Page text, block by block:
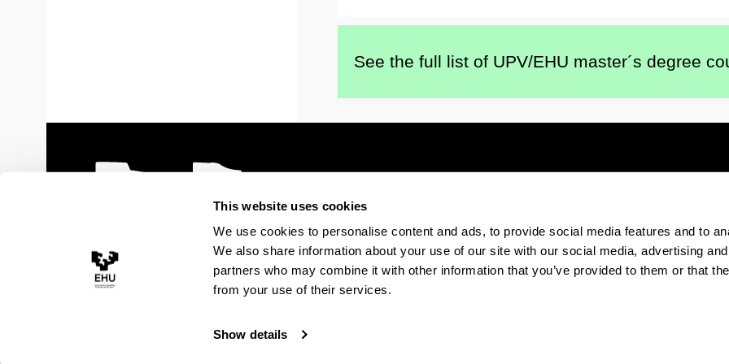
This website uses cookies
We use cookies to personalise content and ads, to provide social media features and to
We also share information about your use of our site with our social media, advertising
partners who may combine it with other information that you’ve provided to them or that
from your use of their services.
Show details
See the full list of UPV/EHU master´s degree
The EHU in Tiktok
The EHU inThe